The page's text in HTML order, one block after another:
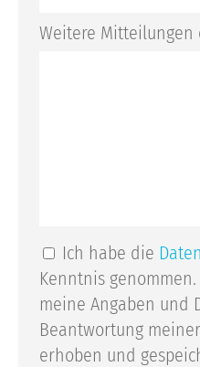
Weitere Mitteilungen
Ich habe die
Kenntnis
meine Angaben und
Beantwortung
erhoben und